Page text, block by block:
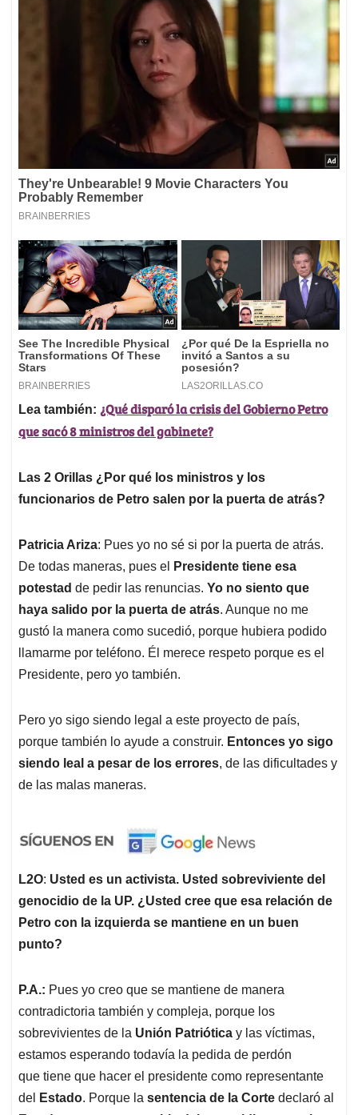
Lea también: ¿Qué disparó la crisis del Gobierno Petro
que sacó 8 ministros del gabinete?
Las 2 Orillas ¿Por qué los ministros y los
funcionarios de Petro salen por la puerta de atrás?
Patricia Ariza: Pues yo no sé si por la puerta de atrás.
De todas maneras, pues el
Presidente tiene esa
potestad de pedir las renuncias. Yo no siento que
haya salido por la puerta de atrás. Aunque no me
gustó la manera como sucedió, porque hubiera podido
llamarme por teléfono. Él merece respeto porque es el
Presidente, pero yo también.
Pero yo sigo siendo legal a este proyecto de país,
porque también lo ayude a construir. Entonces yo sigo
siendo leal a pesar de los errores, de las dificultades y
de las malas maneras.
L2O: Usted es un activista. Usted sobreviviente del
genocidio de la UP. ¿Usted cree que esa relación de
Petro con la izquierda se mantiene en un buen
punto?
P.A.: Pues yo creo que se mantiene de manera
contradictoria también y compleja, porque los
sobrevivientes de la Unión Patriótica y las víctimas,
estamos esperando todavía la pedida de perdón
que tiene que hacer el presidente como representante
del
Estado. Porque la sentencia de la Corte declaró al